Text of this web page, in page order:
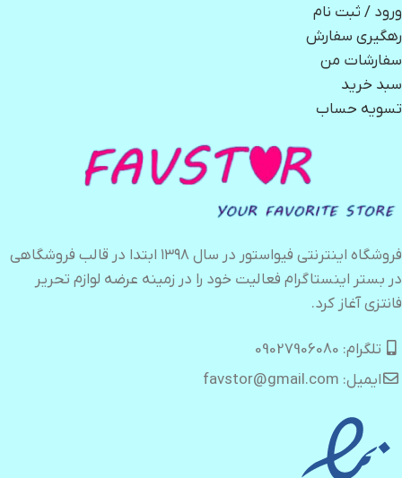
ورود / ثبت نام
رهگیری سفارش
سفارشات من
سبد خرید
تسویه حساب
فروشگاه اینترنتی فیواستور در سال ۱۳۹۸ ابتدا در قالب فروشگاهی
در بستر اینستاگرام فعالیت خود را در زمینه عرضه لوازم تحریر
فانتزی آغاز کرد.
تلگرام: 09027906080
ایمیل: favstor@gmail.com